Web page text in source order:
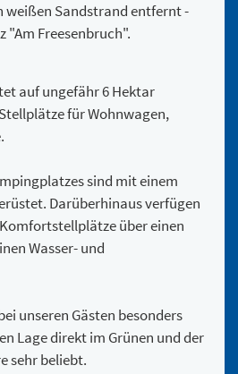
weißen Sandstrand entfernt -
"Am Freesenbruch".
auf ungefähr 6 Hektar
für Wohnwagen,
sind mit einem
Darüberhinaus verfügen
über einen
Wasser- und
unseren Gästen besonders
Lage direkt im Grünen und der
sehr beliebt.